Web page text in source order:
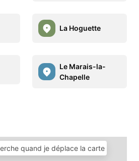
La Hoguette
Le Marais-la-
Chapelle
quand je déplace la carte